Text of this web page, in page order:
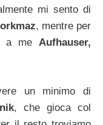
mi sento di
, mentre per
a me Aufhauser,
un minimo di
, che gioca col